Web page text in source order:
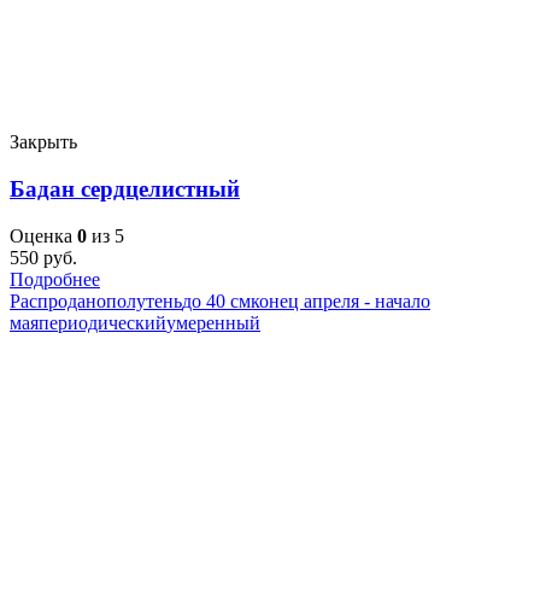
Закрыть
Бадан сердцелистный
Оценка 0 из 5
550 руб.
Подробнее
Распроданополутеньдо 40 смконец апреля - начало
маяпериодическийумеренный